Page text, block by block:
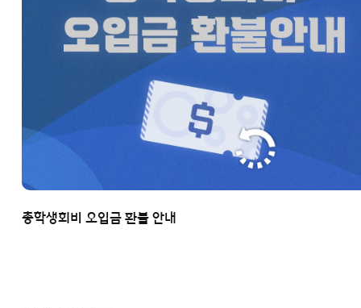
총학생회비 오입금 환불 안내